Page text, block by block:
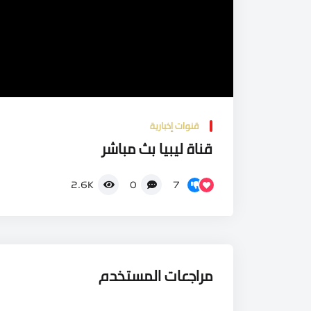
قنوات إخبارية
قناة ليبيا بث مباشر
7
0
2.6K
مراجعات المستخدم